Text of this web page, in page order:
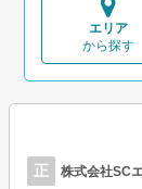
エリア
から探す
正 株式会社SC